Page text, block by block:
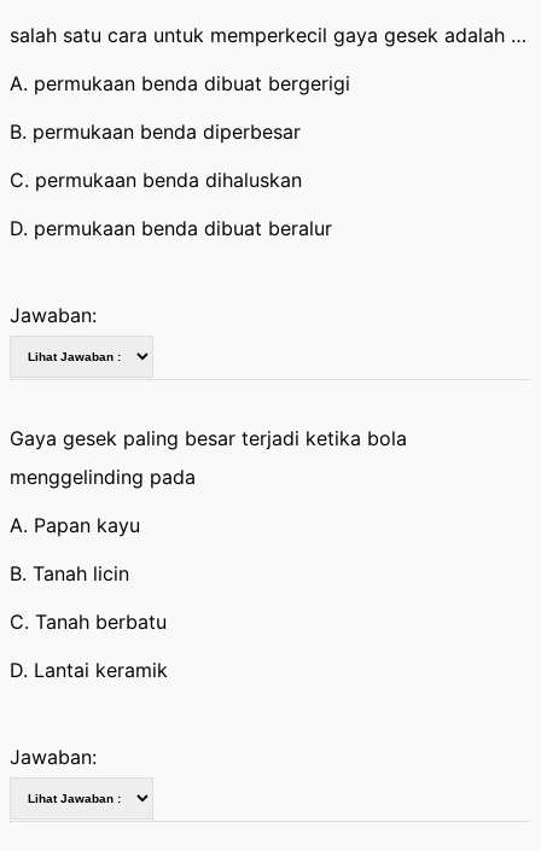
salah satu cara untuk memperkecil gaya gesek adalah …
A. permukaan benda dibuat bergerigi
B. permukaan benda diperbesar
C. permukaan benda dihaluskan
D. permukaan benda dibuat beralur
Jawaban:
Gaya gesek paling besar terjadi ketika bola
menggelinding pada
A. Papan kayu
B. Tanah licin
C. Tanah berbatu
D. Lantai keramik
Jawaban: